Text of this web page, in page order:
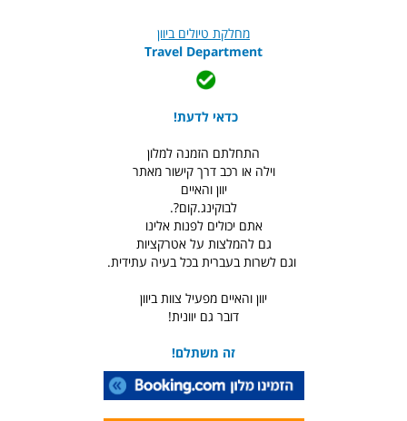
מחלקת טיולים ביוון
Travel Department
כדאי לדעת!
התחלתם הזמנה למלון
וילה או רכב דרך קישור מאתר
יוון והאיים
לבוקינג.קום?.
אתם יכולים לפנות אלינו
גם להמלצות על אטרקציות
וגם לשרות בעברית בכל בעיה עתידית.
יוון והאיים מפעיל צוות ביוון
דובר גם יוונית!
זה משתלם!